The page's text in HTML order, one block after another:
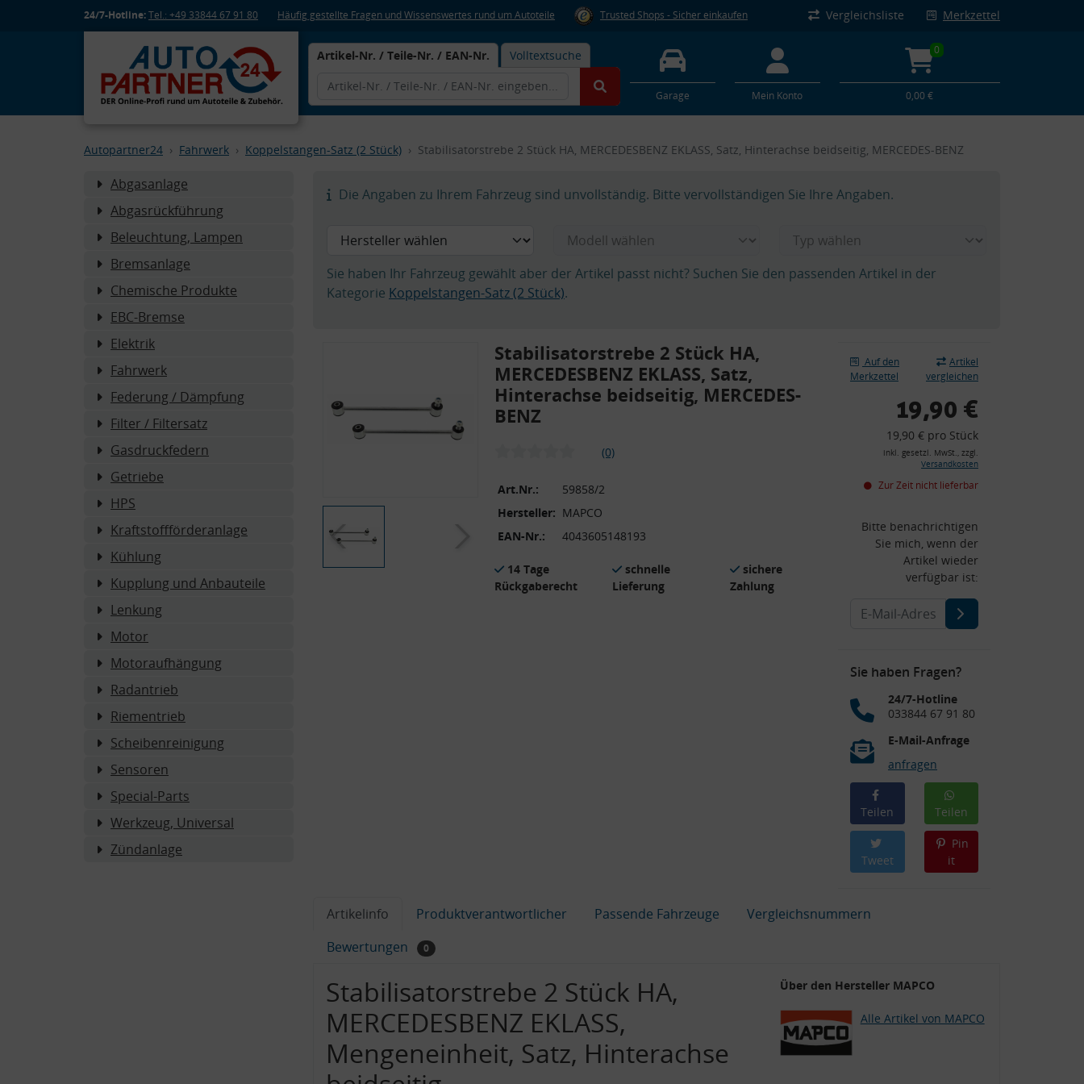
24/7-Hotline:Tel.: +49 33844 67 91 80 Häufig gestellte Fragen und Wissenswertes rund um Autoteile Trusted Shops - Sicher einkaufen Vergleichsliste Merkzettel
Artikel-Nr. / Teile-Nr. / EAN-Nr. Volltextsuche
Garage Mein Konto
0
0,00 €
Autopartner24 Fahrwerk Koppelstangen-Satz (2 Stück) Stabilisatorstrebe 2 Stück HA, MERCEDESBENZ EKLASS, Satz, Hinterachse beidseitig, MERCEDES-BENZ
Abgasanlage
Abgasrückführung
Beleuchtung, Lampen
Bremsanlage
Chemische Produkte
EBC-Bremse
Elektrik
Fahrwerk
Federung / Dämpfung
Filter / Filtersatz
Gasdruckfedern
Getriebe
HPS
Kraftstoffförderanlage
Kühlung
Kupplung und Anbauteile
Lenkung
Motor
Motoraufhängung
Radantrieb
Riementrieb
Scheibenreinigung
Sensoren
Special-Parts
Werkzeug, Universal
Zündanlage
Die Angaben zu Ihrem Fahrzeug sind unvollständig. Bitte vervollständigen Sie Ihre Angaben.
Sie haben Ihr Fahrzeug gewählt aber der Artikel passt nicht? Suchen Sie den passenden Artikel in der
Kategorie Koppelstangen-Satz (2 Stück).
Stabilisatorstrebe 2 Stück HA,
MERCEDESBENZ EKLASS, Satz,
Hinterachse beidseitig, MERCEDES-
BENZ
(0)
Art.Nr.:
59858/2
Hersteller: MAPCO
EAN-Nr.:
4043605148193
14 Tage
Rückgaberecht
schnelle
Lieferung
sichere
Zahlung
Auf den
Merkzettel
Artikel
vergleichen
19,90 €
19,90 € pro Stück
inkl. gesetzl. MwSt., zzgl.
Versandkosten
Zur Zeit nicht lieferbar
Bitte benachrichtigen
Sie mich, wenn der
Artikel wieder
verfügbar ist:
Sie haben Fragen?
24/7-Hotline
033844 67 91 80
E-Mail-Anfrage
anfragen
Teilen Teilen
Tweet
Pin
it
Artikelinfo Produktverantwortlicher Passende Fahrzeuge
Vergleichsnummern
Bewertungen
0
Stabilisatorstrebe 2 Stück HA,
MERCEDESBENZ EKLASS,
Mengeneinheit, Satz, Hinterachse
Über den Hersteller MAPCO
Alle Artikel von MAPCO